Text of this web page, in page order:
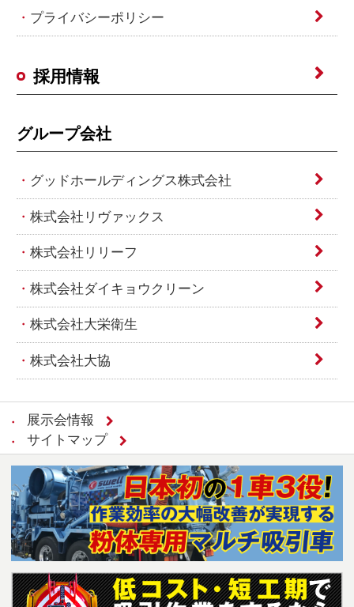
プライバシーポリシー
採用情報
グループ会社
グッドホールディングス株式会社
株式会社リヴァックス
株式会社リリーフ
株式会社ダイキョウクリーン
株式会社大栄衛生
株式会社大協
展示会情報
サイトマップ